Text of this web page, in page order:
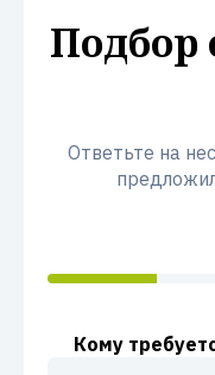
Подбор
Ответьте на
Кому